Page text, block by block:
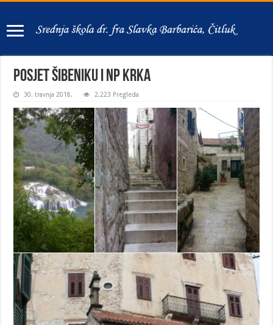
Posjet Šibeniku i NP Krka
30. travnja 2018. 2,223 Pregleda